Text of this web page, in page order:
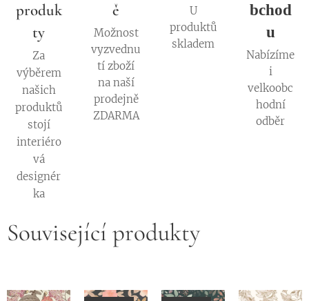
produk
ty
Za
výběrem
našich
produktů
stojí
interiéro
vá
designér
ka
ě
Možnost
vyzvednu
tí zboží
na naší
prodejně
ZDARMA
U
produktů
skladem
bchod
u
Nabízíme
i
velkoobc
hodní
odběr
Související produkty